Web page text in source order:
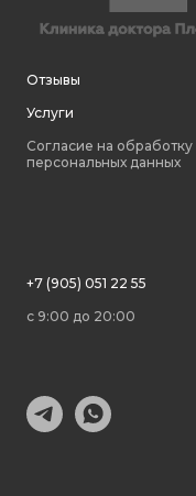
Отзывы
Услуги
Согласие на обработку
персональных данных
+7 (905) 051 22 55
с 9:00 до 20:00